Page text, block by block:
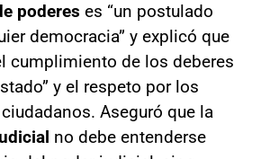
poderes es “un postulado
democracia” y explicó que
cumplimiento de los deberes
y el respeto por los
Aseguró que la
no debe entenderse